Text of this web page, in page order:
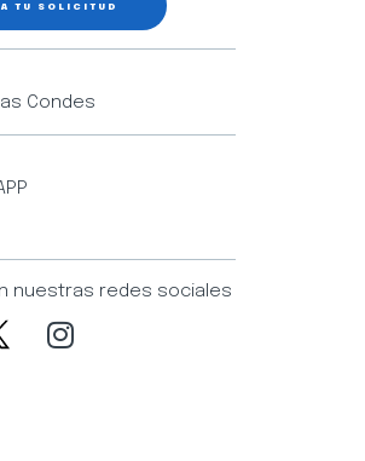
TU SOLICITUD
Condes
nuestras redes sociales